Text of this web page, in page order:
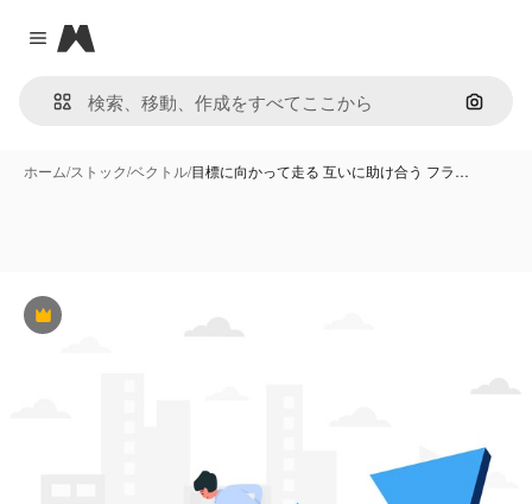
Close menu
Magnific
画像で
ホーム/ストック/ベクトル/目標に向かって走る 互いに助け合う フラ…
Premium